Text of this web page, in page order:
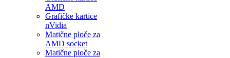
AMD
Grafičke kartice
nVidia
Matične ploče za
AMD socket
Matične ploče za